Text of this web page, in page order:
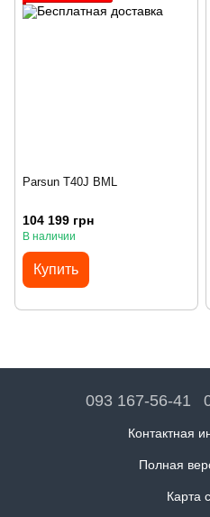
Parsun T40J BML
104 199 грн
В наличии
Купить
093 167-56-41
Контактная
Полная
Карта